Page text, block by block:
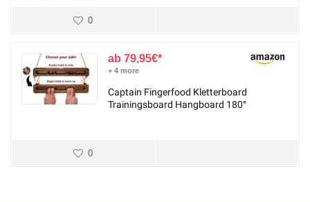
0
79,95€
+ 4 more
Captain Fingerfood Kletterboard
Trainingsboard Hangboard 180°
0